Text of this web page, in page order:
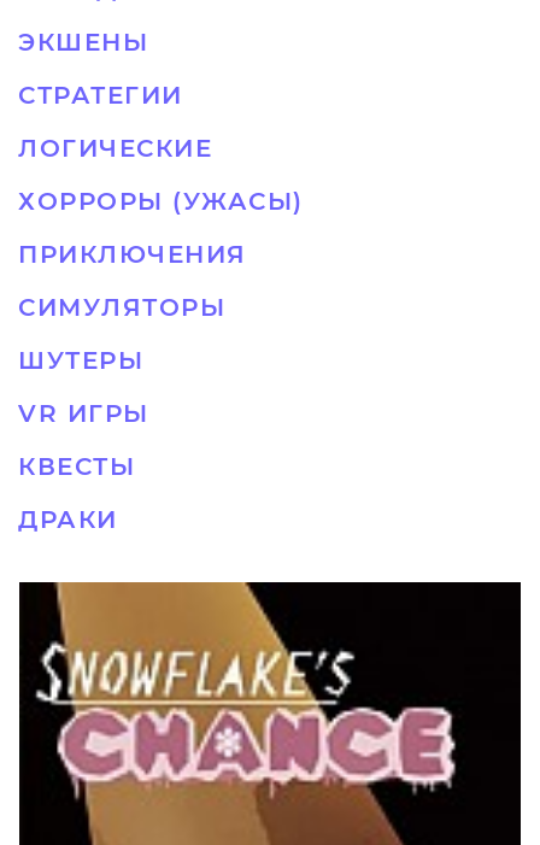
ЭКШЕНЫ
СТРАТЕГИИ
ЛОГИЧЕСКИЕ
ХОРРОРЫ (УЖАСЫ)
ПРИКЛЮЧЕНИЯ
СИМУЛЯТОРЫ
ШУТЕРЫ
VR ИГРЫ
КВЕСТЫ
ДРАКИ